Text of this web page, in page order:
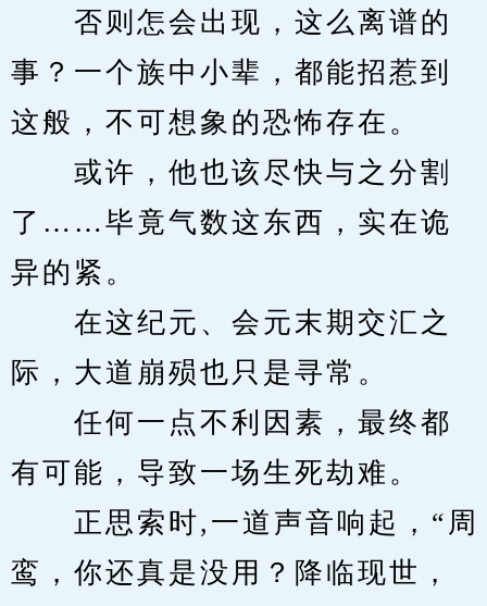
否则怎会出现，这么离谱的
事？一个族中小辈，都能招惹到
这般，不可想象的恐怖存在。
或许，他也该尽快与之分割
了……毕竟气数这东西，实在诡
异的紧。
在这纪元、会元末期交汇之
际，大道崩殒也只是寻常。
任何一点不利因素，最终都
有可能，导致一场生死劫难。
正思索时,一道声音响起，“周
鸾，你还真是没用？降临现世，